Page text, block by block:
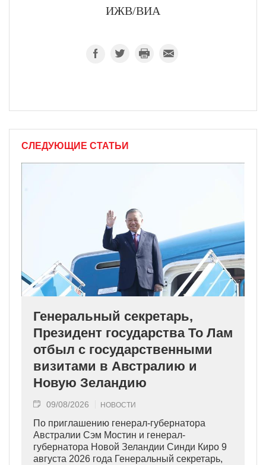
ИЖВ/ВИА
СЛЕДУЮЩИЕ СТАТЬИ
Генеральный секретарь,
Президент государства То Лам
отбыл с государственными
визитами в Австралию и
Новую Зеландию
09/08/2026 НОВОСТИ
По приглашению генерал-губернатора
Австралии Сэм Мостин и генерал-
губернатора Новой Зеландии Синди Киро 9
августа 2026 года Генеральный секретарь,